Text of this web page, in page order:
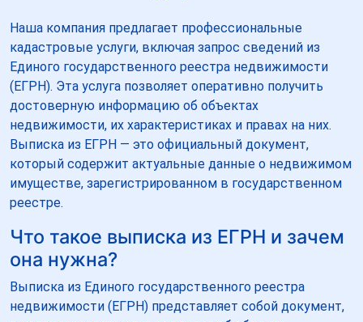
Наша компания предлагает профессиональные
кадастровые услуги, включая запрос сведений из
Единого государственного реестра недвижимости
(ЕГРН). Эта услуга позволяет оперативно получить
достоверную информацию об объектах
недвижимости, их характеристиках и правах на них.
Выписка из ЕГРН — это официальный документ,
который содержит актуальные данные о недвижимом
имуществе, зарегистрированном в государственном
реестре.
Что такое выписка из ЕГРН и зачем
она нужна?
Выписка из Единого государственного реестра
недвижимости (ЕГРН) представляет собой документ,